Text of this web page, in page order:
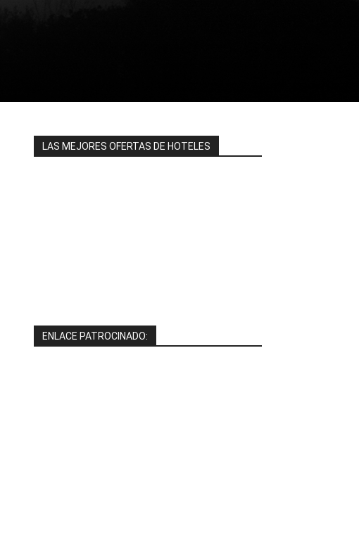
LAS MEJORES OFERTAS DE HOTELES
ENLACE PATROCINADO: